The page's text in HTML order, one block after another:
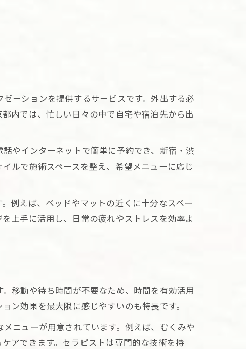
は
け方
ン術
方法
ーションを提供するサービスです。外出する必
内では、忙しい日々の中で自宅や宿泊先から出
やインターネットで簡単に予約でき、新宿・渋
ルで施術スペースを整え、希望メニューに応じ
例えば、ベッドやマットの近くに十分なスペー
上手に活用し、日常の疲れやストレスを効率よ
移動や待ち時間が不要なため、時間を有効活用
ン効果を最大限に感じやすいのも特長です。
ニューが用意されています。例えば、むくみや
アできます。セラピストは専門的な技術を持